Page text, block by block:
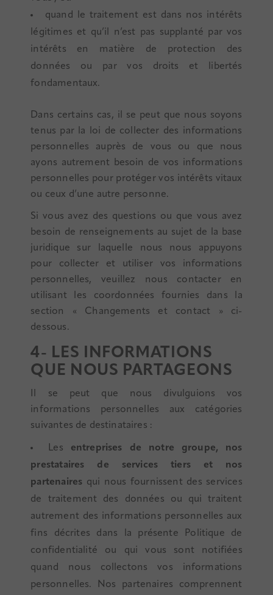
quand le traitement est dans nos intérêts
légitimes et qu’il n’est pas supplanté par vos
intérêts en matière de protection des
données ou par vos droits et libertés
fondamentaux.
Dans certains cas, il se peut que nous soyons
tenus par la loi de collecter des informations
personnelles auprès de vous ou que nous
ayons autrement besoin de vos informations
personnelles pour protéger vos intérêts vitaux
ou ceux d’une autre personne.
Si vous avez des questions ou que vous avez
besoin de renseignements au sujet de la base
juridique sur laquelle nous nous appuyons
pour collecter et utiliser vos informations
personnelles, veuillez nous contacter en
utilisant les coordonnées fournies dans la
section « Changements et contact » ci-
dessous.
4- LES INFORMATIONS
QUE NOUS PARTAGEONS
Il se peut que nous divulguions vos
informations personnelles aux catégories
suivantes de destinataires :
Les entreprises de notre groupe, nos
prestataires de services tiers et nos
partenaires qui nous fournissent des services
de traitement des données ou qui traitent
autrement des informations personnelles aux
fins décrites dans la présente Politique de
confidentialité ou qui vous sont notifiées
quand nous collectons vos informations
personnelles. Nos partenaires comprennent